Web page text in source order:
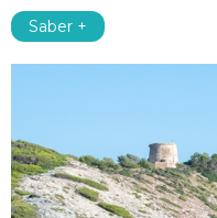
Saber +